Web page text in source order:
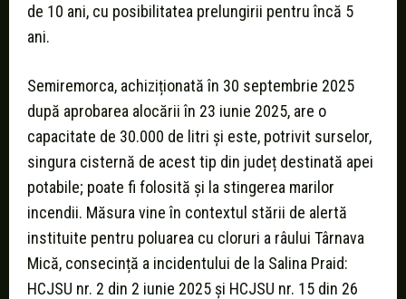
de 10 ani, cu posibilitatea prelungirii pentru încă 5
ani.
Semiremorca, achiziționată în 30 septembrie 2025
după aprobarea alocării în 23 iunie 2025, are o
capacitate de 30.000 de litri și este, potrivit surselor,
singura cisternă de acest tip din județ destinată apei
potabile; poate fi folosită și la stingerea marilor
incendii. Măsura vine în contextul stării de alertă
instituite pentru poluarea cu cloruri a râului Târnava
Mică, consecință a incidentului de la Salina Praid:
HCJSU nr. 2 din 2 iunie 2025 și HCJSU nr. 15 din 26